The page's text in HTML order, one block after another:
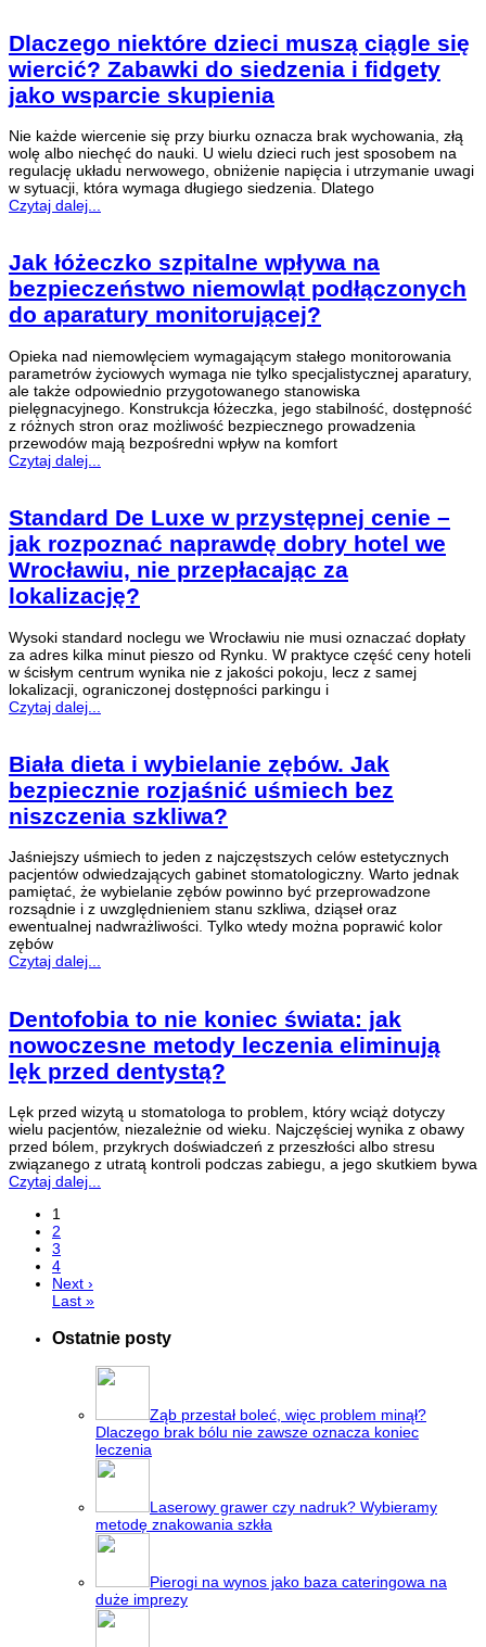
Dlaczego niektóre dzieci muszą ciągle się
wiercić? Zabawki do siedzenia i fidgety
jako wsparcie skupienia
Nie każde wiercenie się przy biurku oznacza brak wychowania, złą
wolę albo niechęć do nauki. U wielu dzieci ruch jest sposobem na
regulację układu nerwowego, obniżenie napięcia i utrzymanie uwagi
w sytuacji, która wymaga długiego siedzenia. Dlatego
Czytaj dalej...
Jak łóżeczko szpitalne wpływa na
bezpieczeństwo niemowląt podłączonych
do aparatury monitorującej?
Opieka nad niemowlęciem wymagającym stałego monitorowania
parametrów życiowych wymaga nie tylko specjalistycznej aparatury,
ale także odpowiednio przygotowanego stanowiska
pielęgnacyjnego. Konstrukcja łóżeczka, jego stabilność, dostępność
z różnych stron oraz możliwość bezpiecznego prowadzenia
przewodów mają bezpośredni wpływ na komfort
Czytaj dalej...
Standard De Luxe w przystępnej cenie –
jak rozpoznać naprawdę dobry hotel we
Wrocławiu, nie przepłacając za
lokalizację?
Wysoki standard noclegu we Wrocławiu nie musi oznaczać dopłaty
za adres kilka minut pieszo od Rynku. W praktyce część ceny hoteli
w ścisłym centrum wynika nie z jakości pokoju, lecz z samej
lokalizacji, ograniczonej dostępności parkingu i
Czytaj dalej...
Biała dieta i wybielanie zębów. Jak
bezpiecznie rozjaśnić uśmiech bez
niszczenia szkliwa?
Jaśniejszy uśmiech to jeden z najczęstszych celów estetycznych
pacjentów odwiedzających gabinet stomatologiczny. Warto jednak
pamiętać, że wybielanie zębów powinno być przeprowadzone
rozsądnie i z uwzględnieniem stanu szkliwa, dziąseł oraz
ewentualnej nadwrażliwości. Tylko wtedy można poprawić kolor
zębów
Czytaj dalej...
Dentofobia to nie koniec świata: jak
nowoczesne metody leczenia eliminują
lęk przed dentystą?
Lęk przed wizytą u stomatologa to problem, który wciąż dotyczy
wielu pacjentów, niezależnie od wieku. Najczęściej wynika z obawy
przed bólem, przykrych doświadczeń z przeszłości albo stresu
związanego z utratą kontroli podczas zabiegu, a jego skutkiem bywa
Czytaj dalej...
1
2
3
4
Next ›
Last »
Ostatnie posty
Ząb przestał boleć, więc problem minął?
Dlaczego brak bólu nie zawsze oznacza koniec
leczenia
Laserowy grawer czy nadruk? Wybieramy
metodę znakowania szkła
Pierogi na wynos jako baza cateringowa na
duże imprezy